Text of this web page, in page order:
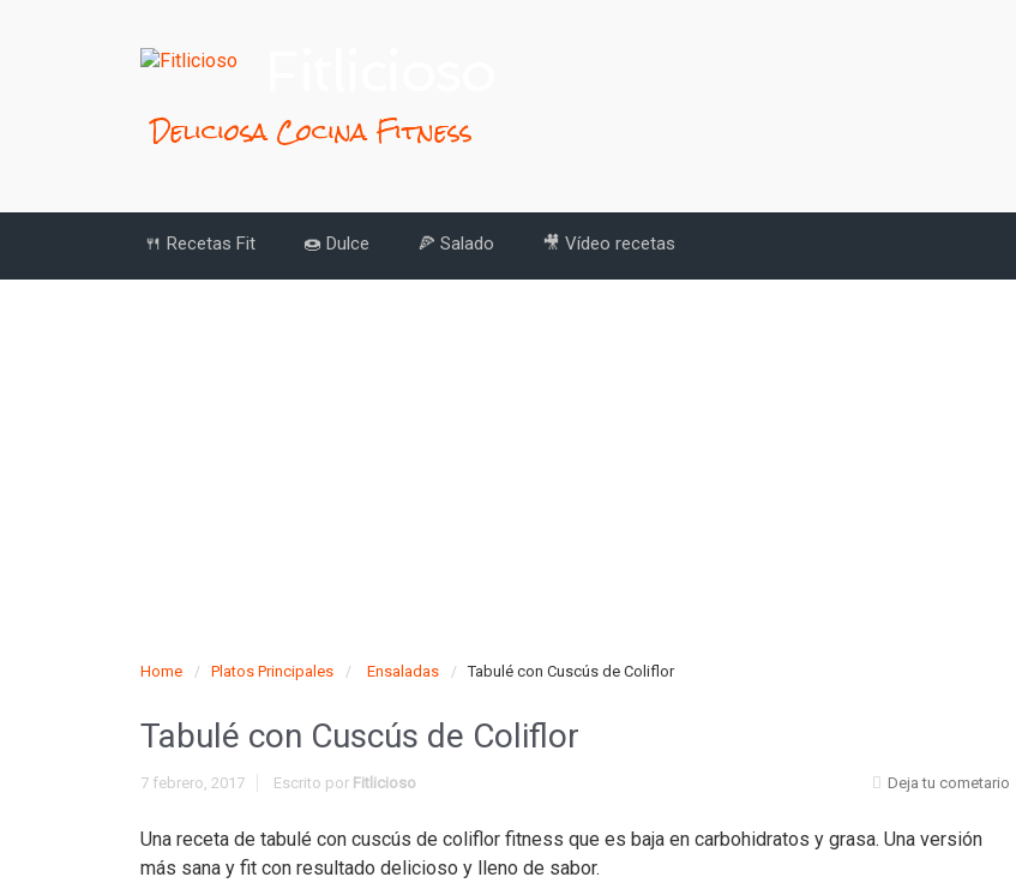
Deliciosa Cocina Fitness
🍴 Recetas Fit 🍩 Dulce 🍕 Salado 🎥 Vídeo recetas
Home Platos Principales Ensaladas Tabulé con Cuscús de Coliflor
Tabulé con Cuscús de Coliflor
7 febrero, 2017 Deja tu cometario
Escrito por Fitlicioso
Una receta de tabulé con cuscús de coliflor fitness que es baja en carbohidratos y grasa. Una versión
más sana y fit con resultado delicioso y lleno de sabor.